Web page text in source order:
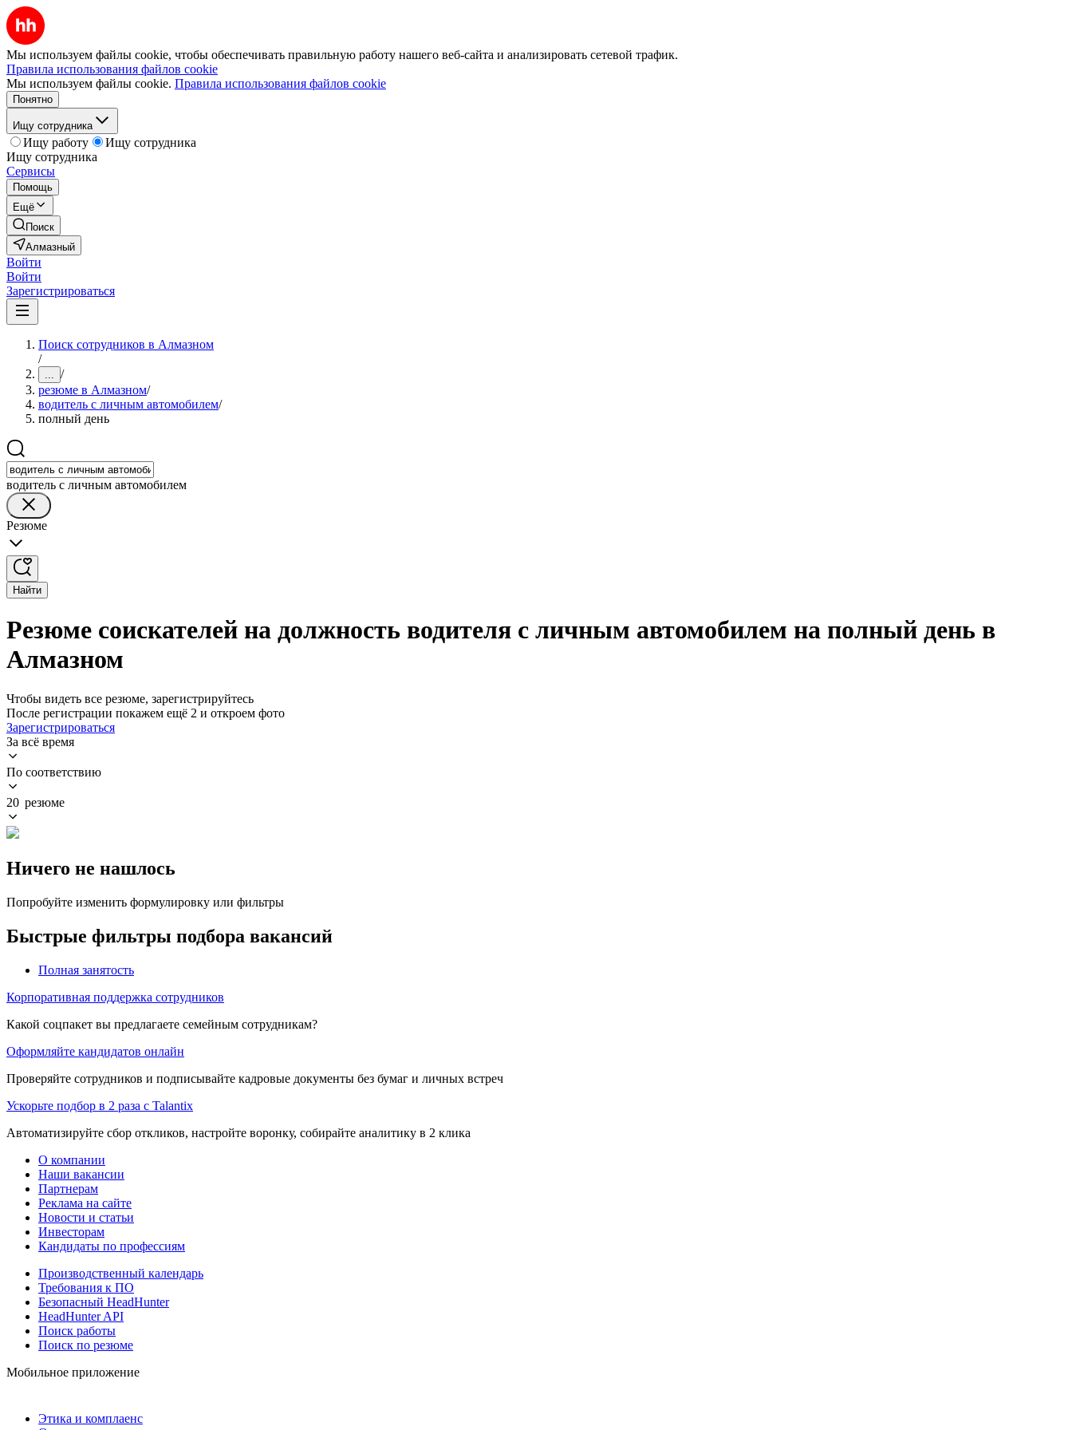
Мы используем файлы cookie, чтобы обеспечивать правильную работу нашего веб-сайта и анализировать сетевой трафик.
Правила использования файлов cookie
Мы используем файлы cookie. Правила использования файлов cookie
Понятно
Ищу сотрудника
Ищу работу
Ищу сотрудника
Ищу сотрудника
Сервисы
Помощь
Ещё
Поиск
Алмазный
Войти
Войти
Зарегистрироваться
Поиск сотрудников в Алмазном
/
... /
резюме в Алмазном/
водитель с личным автомобилем/
полный день
водитель с личным автомобилем
Резюме
Найти
Резюме соискателей на должность водителя с личным автомобилем на полный день в
Алмазном
Чтобы видеть все резюме, зарегистрируйтесь
После регистрации покажем ещё 2 и откроем фото
Зарегистрироваться
За всё время
По соответствию
20 резюме
Ничего не нашлось
Попробуйте изменить формулировку или фильтры
Быстрые фильтры подбора вакансий
Полная занятость
Корпоративная поддержка сотрудников
Какой соцпакет вы предлагаете семейным сотрудникам?
Оформляйте кандидатов онлайн
Проверяйте сотрудников и подписывайте кадровые документы без бумаг и личных встреч
Ускорьте подбор в 2 раза с Talantix
Автоматизируйте сбор откликов, настройте воронку, собирайте аналитику в 2 клика
О компании
Наши вакансии
Партнерам
Реклама на сайте
Новости и статьи
Инвесторам
Кандидаты по профессиям
Производственный календарь
Требования к ПО
Безопасный HeadHunter
HeadHunter API
Поиск работы
Поиск по резюме
Мобильное приложение
Этика и комплаенс